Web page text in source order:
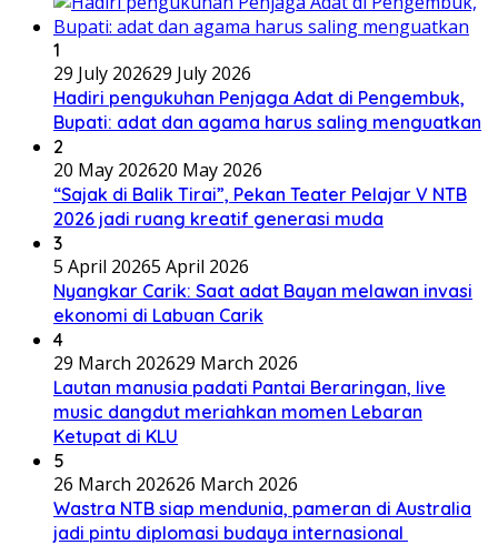
1
29 July 202629 July 2026
Hadiri pengukuhan Penjaga Adat di Pengembuk,
Bupati: adat dan agama harus saling menguatkan
2
20 May 202620 May 2026
“Sajak di Balik Tirai”, Pekan Teater Pelajar V NTB
2026 jadi ruang kreatif generasi muda
3
5 April 20265 April 2026
Nyangkar Carik: Saat adat Bayan melawan invasi
ekonomi di Labuan Carik
4
29 March 202629 March 2026
Lautan manusia padati Pantai Beraringan, live
music dangdut meriahkan momen Lebaran
Ketupat di KLU
5
26 March 202626 March 2026
Wastra NTB siap mendunia, pameran di Australia
jadi pintu diplomasi budaya internasional